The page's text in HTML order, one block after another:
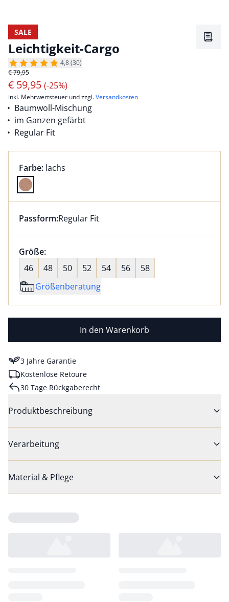
SALE
Leichtigkeit-Cargo
4,8 (30)
€ 79,95
€ 59,95 (-25%)
inkl. Mehrwertsteuer und zzgl.Versandkosten
Baumwoll-Mischung
im Ganzen gefärbt
Regular Fit
Farbauswahl:
Farbe: aktuell ausgewählt:
lachs
Farbe lachs ausgewählt
Dieser Artikel hat die Passform Regular Fit. für
Passform:Regular Fit
Größenauswahl:
Größe:nichts ausgewählt
46
48 50 52 54 56
58
Größenberatung
In den Warenkorb
3 Jahre Garantie
Kostenlose Retoure
30 Tage Rückgaberecht
Produktbeschreibung
Verarbeitung
Material & Pflege